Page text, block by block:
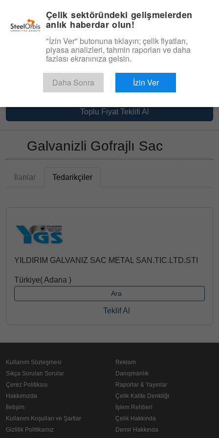
Ürün, Hizmet
Galvanizli Sac
Toplu Fiyat Teklifi Al
Galvanizli Gofrajlı Sac
İlanlar Tedarikçiler
YILDIRIM GALVANIZ SAC METAL SAN.TIC.LTD.STI
Türkiye( Adana )
Ara
Teklif Al
Kullanım Sözleşmesi
Sıkça Sorulan Sorular
Çerez Politikası
Hakkımızda
İletişim
Kullanım Koşulları ve Şartlar
Gizlilik Politikamız
Reklam
Danışmanlık
Raporlar & Yayınlar
Çelik Kalite Denkliği
İşlem Rehberi
Çelik Hakkında
Demir Hakkında
Çelik sektöründeki gelişmelerden
anlık haberdar olun!
"İzin Ver" butonuna tıklayın; çelik fiyatları,
piyasa analizleri, tahmin raporları ve daha
fazlası ekranınıza gelsin.
Daha Sonra İzin Ver